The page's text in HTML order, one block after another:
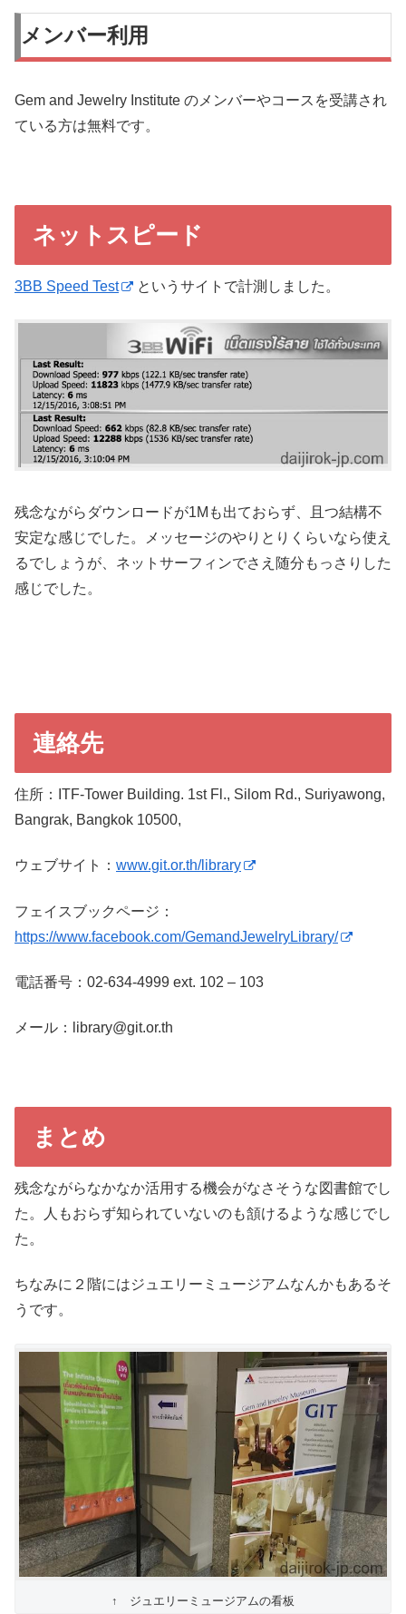
メンバー利用
Gem and Jewelry Institute のメンバーやコースを受講され
ている方は無料です。
ネットスピード
3BB Speed Test というサイトで計測しました。
残念ながらダウンロードが1Mも出ておらず、且つ結構不
安定な感じでした。メッセージのやりとりくらいなら使え
るでしょうが、ネットサーフィンでさえ随分もっさりした
感じでした。
連絡先
住所：ITF-Tower Building. 1st Fl., Silom Rd., Suriyawong,
Bangrak, Bangkok 10500,
ウェブサイト： www.git.or.th/library
フェイスブックページ：
https://www.facebook.com/GemandJewelryLibrary/
電話番号：02-634-4999 ext. 102 – 103
メール：library@git.or.th
まとめ
残念ながらなかなか活用する機会がなさそうな図書館でし
た。人もおらず知られていないのも頷けるような感じでし
た。
ちなみに２階にはジュエリーミュージアムなんかもあるそ
うです。
↑ ジュエリーミュージアムの看板